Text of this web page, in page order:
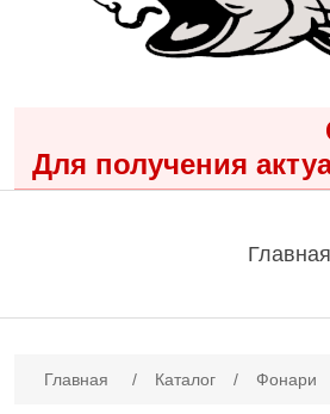
Для получения
Главная
Главная / Каталог / Фонари